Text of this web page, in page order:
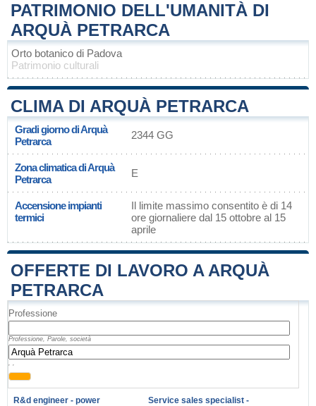
PATRIMONIO DELL'UMANITÀ DI
ARQUÀ PETRARCA
Orto botanico di Padova
Patrimonio culturali
CLIMA DI ARQUÀ PETRARCA
Gradi giorno di Arquà
Petrarca
2344 GG
Zona climatica di Arquà
Petrarca
E
Accensione impianti
termici
Il limite massimo consentito è di 14
ore giornaliere dal 15 ottobre al 15
aprile
OFFERTE DI LAVORO A ARQUÀ
PETRARCA
Professione
Professione, Parole, società
, ,
R&d engineer - power
Service sales specialist -